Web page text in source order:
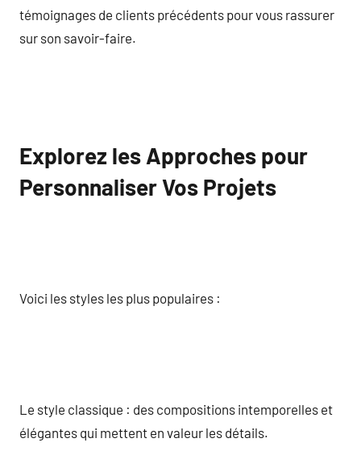
témoignages de clients précédents pour vous rassurer
sur son savoir-faire.
Explorez les Approches pour
Personnaliser Vos Projets
Voici les styles les plus populaires :
Le style classique : des compositions intemporelles et
élégantes qui mettent en valeur les détails.